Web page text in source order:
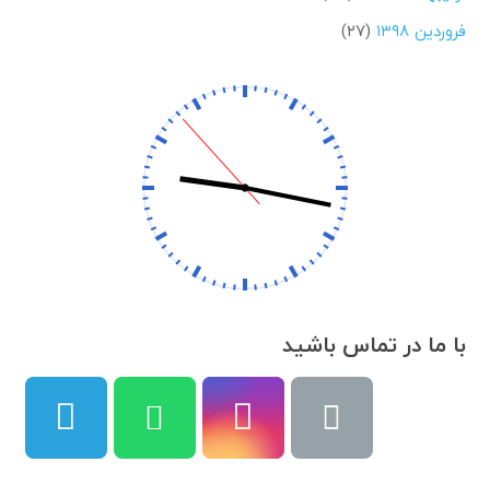
فروردین ۱۳۹۸
(۲۷)
با ما در تماس باشید